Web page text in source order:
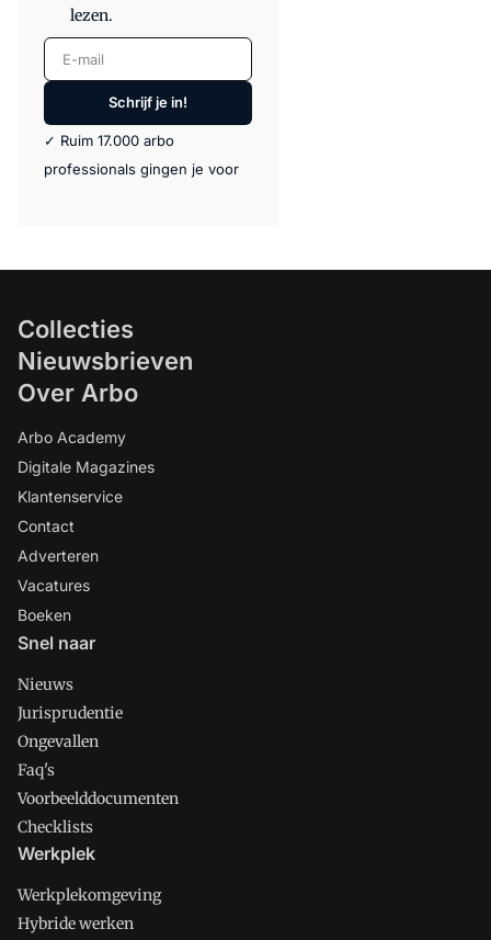
lezen.
E-mail
Schrijf je in!
✓ Ruim 17.000 arbo
professionals gingen je voor
Collecties
Nieuwsbrieven
Over Arbo
Arbo Academy
Digitale Magazines
Klantenservice
Contact
Adverteren
Vacatures
Boeken
Snel naar
Nieuws
Jurisprudentie
Ongevallen
Faq's
Voorbeelddocumenten
Checklists
Werkplek
Werkplekomgeving
Hybride werken